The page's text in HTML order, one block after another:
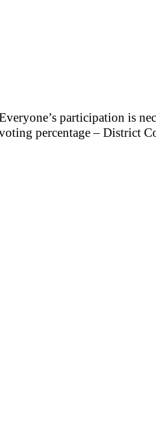
participation is
percentage – District